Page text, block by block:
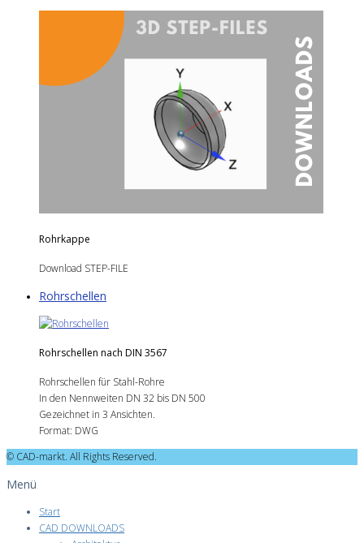
Rohrkappe
Download STEP-FILE
Rohrschellen
Rohrschellen nach DIN 3567
Rohrschellen für Stahl-Rohre
In den Nennweiten DN 32 bis DN 500
Gezeichnet in 3 Ansichten.
Format: DWG
© CAD-markt. All Rights Reserved.
Menü
Start
CAD DOWNLOADS